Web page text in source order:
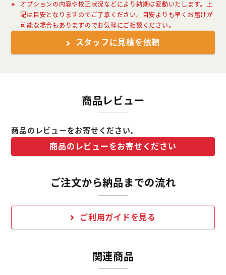
オプションの内容や校正状況などにより納期は変動いたします。上
記は目安となりますのでご了承ください。目安よりも早くお届けが
可能な場合もありますのでお気軽にご相談ください。
スタッフに見積を依頼
商品レビュー
商品のレビューをお寄せください。
商品のレビューをお寄せください
ご注文から納品までの流れ
ご利用ガイドを見る
関連商品